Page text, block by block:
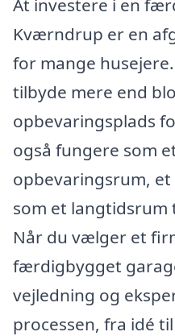
At investere i en
Kværndrup er en
for mange
tilbyde mere end
opbevaringsplads
også fungere som
opbevaringsrum,
som et langtidsrum
Når du vælger et
færdigbygget
vejledning og
processen, fra idé